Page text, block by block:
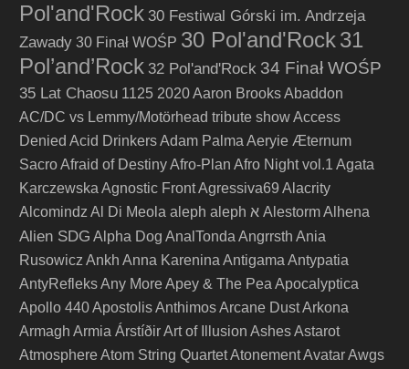
Pol'and'Rock 30 Festiwal Górski im. Andrzeja
Zawady 30 Finał WOŚP 30 Pol'and'Rock31
Pol’and’Rock 32 Pol'and'Rock 34 Finał WOŚP
35 Lat Chaosu 1125 2020Aaron BrooksAbaddon
AC/DC vs Lemmy/Motörhead tribute showAccess
Denied Acid DrinkersAdam Palma Aeryie Æternum
SacroAfraid of DestinyAfro-Plan Afro Night vol.1 Agata
Karczewska Agnostic FrontAgressiva69 Alacrity
Alcomindz Al Di Meola aleph aleph א AlestormAlhena
Alien SDG Alpha Dog AnalTonda Angrrsth Ania
Rusowicz Ankh Anna Karenina Antigama Antypatia
AntyRefleksAny MoreApey & The Pea Apocalyptica
Apollo 440Apostolis AnthimosArcane DustArkona
Armagh Armia ÁrstíðirArt of Illusion AshesAstarot
AtmosphereAtom String QuartetAtonementAvatarAwgs